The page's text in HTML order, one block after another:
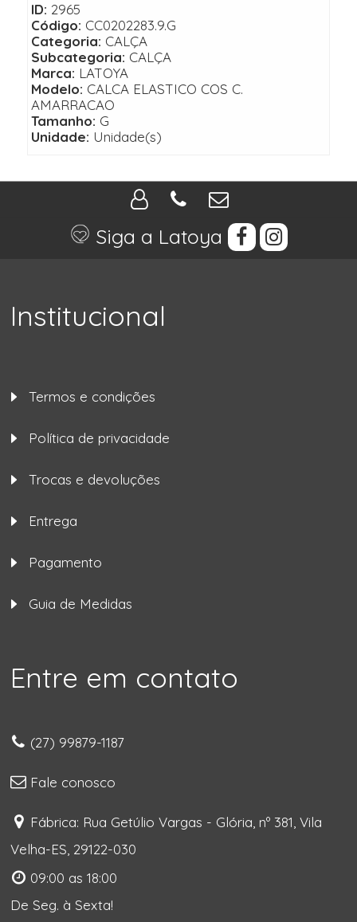
ID: 2965
Código: CC0202283.9.G
Categoria: CALÇA
Subcategoria: CALÇA
Marca: LATOYA
Modelo: CALCA ELASTICO COS C.
AMARRACAO
Tamanho: G
Unidade: Unidade(s)
Siga a Latoya
Institucional
Termos e condições
Política de privacidade
Trocas e devoluções
Entrega
Pagamento
Guia de Medidas
Entre em contato
(27) 99879-1187
Fale conosco
Fábrica: Rua Getúlio Vargas - Glória, nº 381, Vila
Velha-ES, 29122-030
09:00 as 18:00
De Seg. à Sexta!